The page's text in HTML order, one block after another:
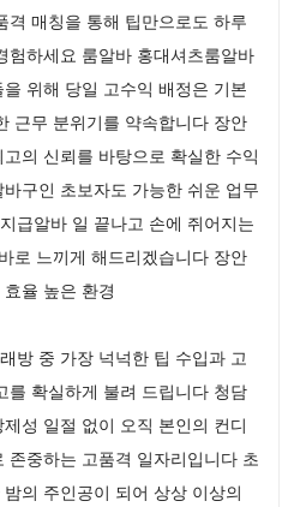
격 매칭을 통해 팁만으로도 하루
험하세요 룸알바 홍대셔츠룸알바
위해 당일 고수익 배정은 기본
근무 분위기를 약속합니다 장안
의 신뢰를 바탕으로 확실한 수익
구인 초보자도 가능한 쉬운 업무
급알바 일 끝나고 손에 쥐어지는
로 느끼게 해드리겠습니다 장안
율 높은 환경
방 중 가장 넉넉한 팁 수입과 고
를 확실하게 불려 드립니다 청담
성 일절 없이 오직 본인의 컨디
존중하는 고품격 일자리입니다 초
의 주인공이 되어 상상 이상의